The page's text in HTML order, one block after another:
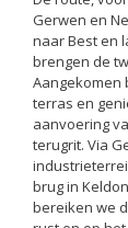
Gerwen en
naar Best en
brengen de
Aangekomen
terras en
aanvoering
terugrit. Via
brug in
bereiken we